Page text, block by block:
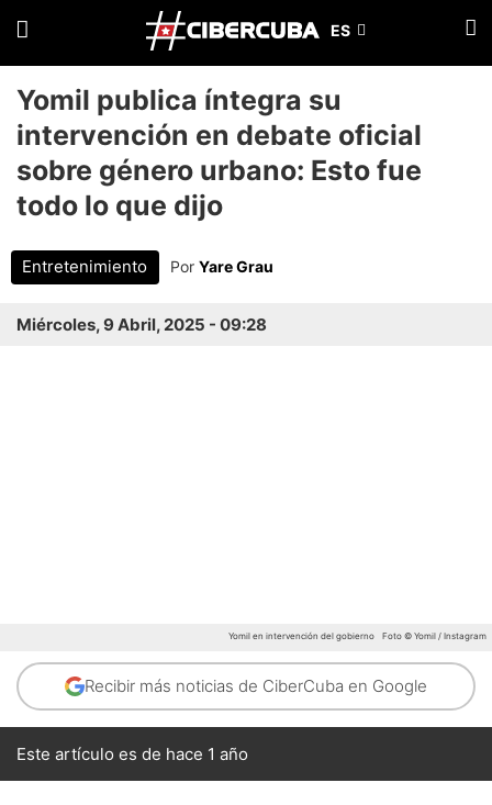
Yomil publica íntegra su
intervención en debate oficial
sobre género urbano: Esto fue
todo lo que dijo
Entretenimiento Por Yare Grau
Miércoles, 9 Abril, 2025 - 09:28
Yomil en intervención del gobierno Foto © Yomil / Instagram
Recibir más noticias de CiberCuba en Google
Este artículo es de hace 1 año